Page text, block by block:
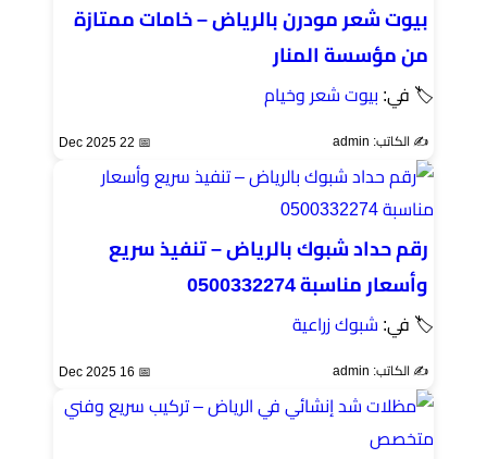
بيوت شعر مودرن بالرياض – خامات ممتازة
من مؤسسة المنار
🏷 في: بيوت شعر وخيام
✍️ الكاتب: admin 📅 22 Dec 2025
رقم حداد شبوك بالرياض – تنفيذ سريع
وأسعار مناسبة 0500332274
🏷 في: شبوك زراعية
✍️ الكاتب: admin 📅 16 Dec 2025